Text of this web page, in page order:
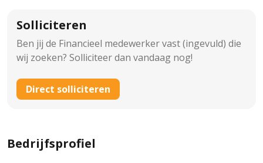
Solliciteren
Ben jij de Financieel medewerker vast (ingevuld) die
wij zoeken? Solliciteer dan vandaag nog!
Direct solliciteren
Bedrijfsprofiel